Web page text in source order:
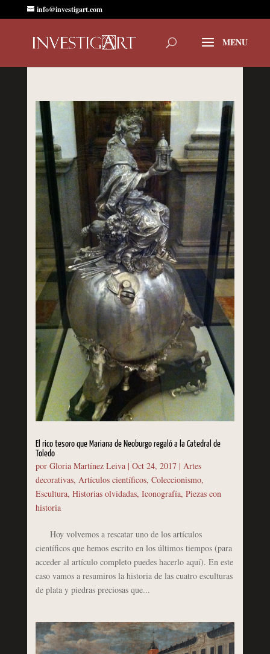
info@investigart.com
El rico tesoro que Mariana de Neoburgo regaló a la Catedral de
Toledo
por Gloria Martínez Leiva| Oct 24, 2017| Artes
decorativas, Artículos científicos, Coleccionismo,
Escultura, Historias olvidadas, Iconografía, Piezas con
historia
Hoy volvemos a rescatar uno de los artículos
científicos que hemos escrito en los últimos tiempos (para
acceder al artículo completo puedes hacerlo aquí). En este
caso vamos a resumiros la historia de las cuatro esculturas
de plata y piedras preciosas que...